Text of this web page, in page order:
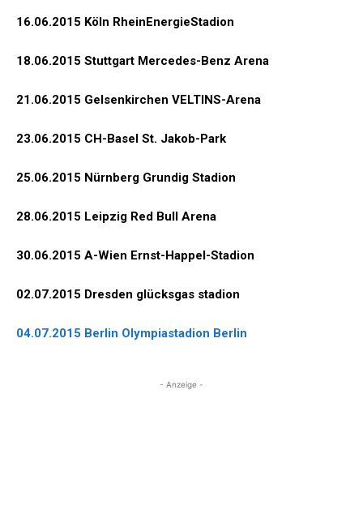
16.06.2015 Köln RheinEnergieStadion
18.06.2015 Stuttgart Mercedes-Benz Arena
21.06.2015 Gelsenkirchen VELTINS-Arena
23.06.2015 CH-Basel St. Jakob-Park
25.06.2015 Nürnberg Grundig Stadion
28.06.2015 Leipzig Red Bull Arena
30.06.2015 A-Wien Ernst-Happel-Stadion
02.07.2015 Dresden glücksgas stadion
04.07.2015 Berlin Olympiastadion Berlin
- Anzeige -